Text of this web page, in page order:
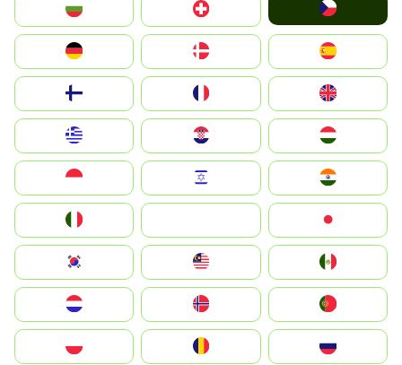
Switzerland
Deutschland
United Kingdom
Magyarország
South Korea